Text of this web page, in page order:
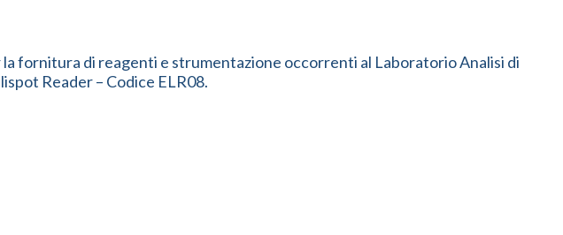
fornitura di reagenti e strumentazione occorrenti al Laboratorio Analisi di
Reader – Codice ELR08.